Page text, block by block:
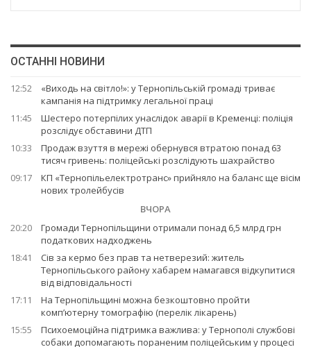
ОСТАННІ НОВИНИ
12:52
«Виходь на світло!»: у Тернопільській громаді триває
кампанія на підтримку легальної праці
11:45
Шестеро потерпілих унаслідок аварії в Кременці: поліція
розслідує обставини ДТП
10:33
Продаж взуття в мережі обернувся втратою понад 63
тисяч гривень: поліцейські розслідують шахрайство
09:17
КП «Тернопільелектротранс» прийняло на баланс ще вісім
нових тролейбусів
ВЧОРА
20:20
Громади Тернопільщини отримали понад 6,5 млрд грн
податкових надходжень
18:41
Сів за кермо без прав та нетверезий: житель
Тернопільського району хабарем намагався відкупитися
від відповідальності
17:11
На Тернопільщині можна безкоштовно пройти
комп’ютерну томографію (перелік лікарень)
15:55
Психоемоційна підтримка важлива: у Тернополі службові
собаки допомагають пораненим поліцейським у процесі